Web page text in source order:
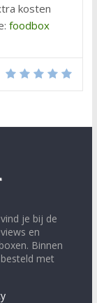
kosten
foodbox
je bij de
en
Binnen
met